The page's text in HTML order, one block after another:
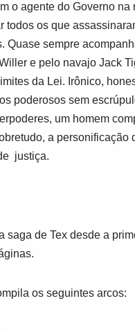
o agente do Governo
todos os que
Quase sempre
e pelo navajo Jack
da Lei. Irônico,
poderosos sem
um homem
a
justiça.
saga de Tex desde a
os seguintes arcos: